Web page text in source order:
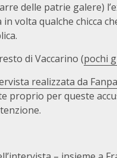
delle patrie galere)
volta qualche chicca
di Vaccarino (pochi
realizzata da
proprio per queste